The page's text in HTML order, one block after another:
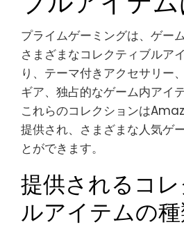
プライムゲーミングは、ゲー
さまざまなコレクティブルア
り、テーマ付きアクセサリー
ギア、独占的なゲーム内アイ
これらのコレクションは
提供され、さまざまな人気ゲ
とができます。
提供されるコ
ルアイテムの